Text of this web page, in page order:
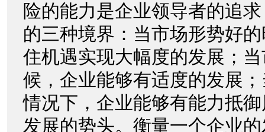
险的能力是企业领导者的追
的三种境界：当市场形势好
住机遇实现大幅度的发展；
候，企业能够有适度的发展
情况下，企业能够有能力抵
发展的势头。衡量一个企业